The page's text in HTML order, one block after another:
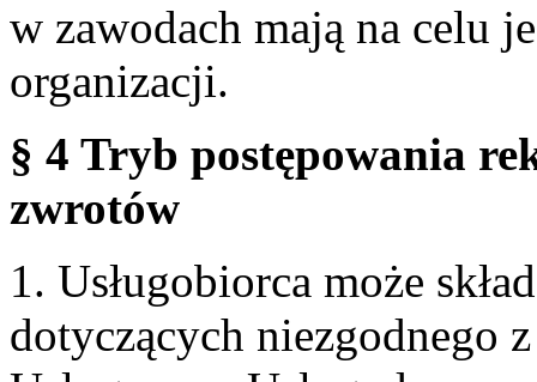
w zawodach mają na celu
organizacji.
§ 4 Tryb postępowania
zwrotów
1. Usługobiorca może
dotyczących niezgodnego